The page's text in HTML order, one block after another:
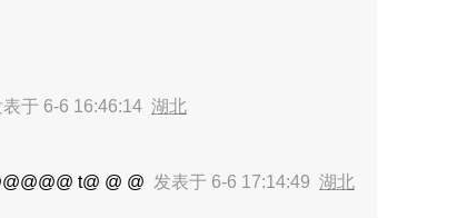
表于 6-6 16:46:14 湖北
t@ @ @ 发表于 6-6 17:14:49 湖北